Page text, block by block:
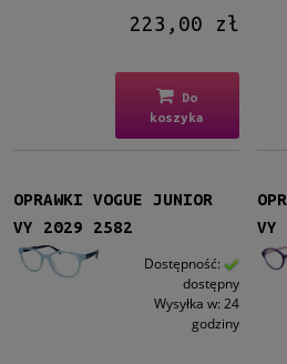
Filtruj
Nowość
223,00 zł
Do
koszyka
OPRAWKI VOGUE JUNIOR
VY 2029 2582
Dostępność:
dostępny
Wysyłka w: 24
godziny
VY